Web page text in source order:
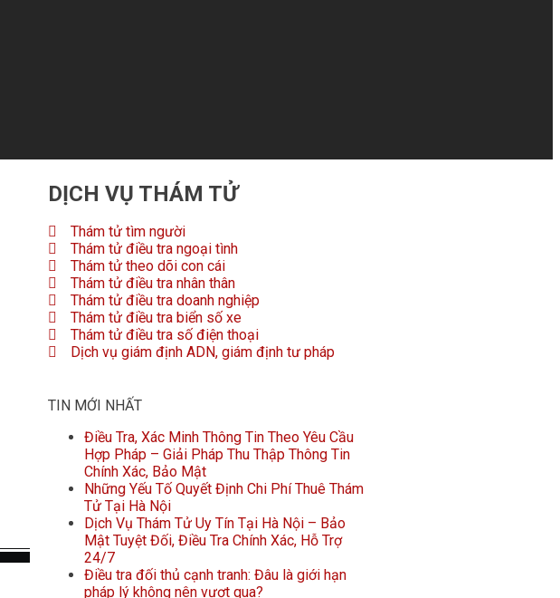
DỊCH VỤ THÁM TỬ
Thám tử tìm người
Thám tử điều tra ngoại tình
Thám tử theo dõi con cái
Thám tử điều tra nhân thân
Thám tử điều tra doanh nghiệp
Thám tử điều tra biển số xe
Thám tử điều tra số điện thoại
Dịch vụ giám định ADN, giám định tư pháp
TIN MỚI NHẤT
Điều Tra, Xác Minh Thông Tin Theo Yêu Cầu
Hợp Pháp – Giải Pháp Thu Thập Thông Tin
Chính Xác, Bảo Mật
Những Yếu Tố Quyết Định Chi Phí Thuê Thám
Tử Tại Hà Nội
Dịch Vụ Thám Tử Uy Tín Tại Hà Nội – Bảo
Mật Tuyệt Đối, Điều Tra Chính Xác, Hỗ Trợ
24/7
Điều tra đối thủ cạnh tranh: Đâu là giới hạn
pháp lý không nên vượt qua?